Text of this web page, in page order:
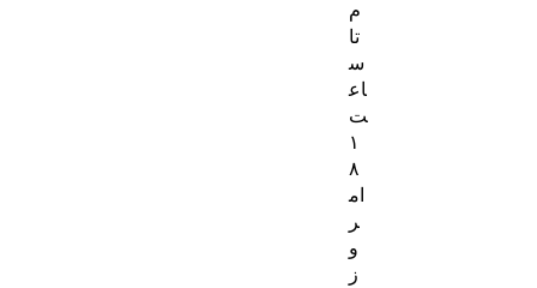
م
تا
س
اع
ت
۱
۸
ام
ر
و
ز